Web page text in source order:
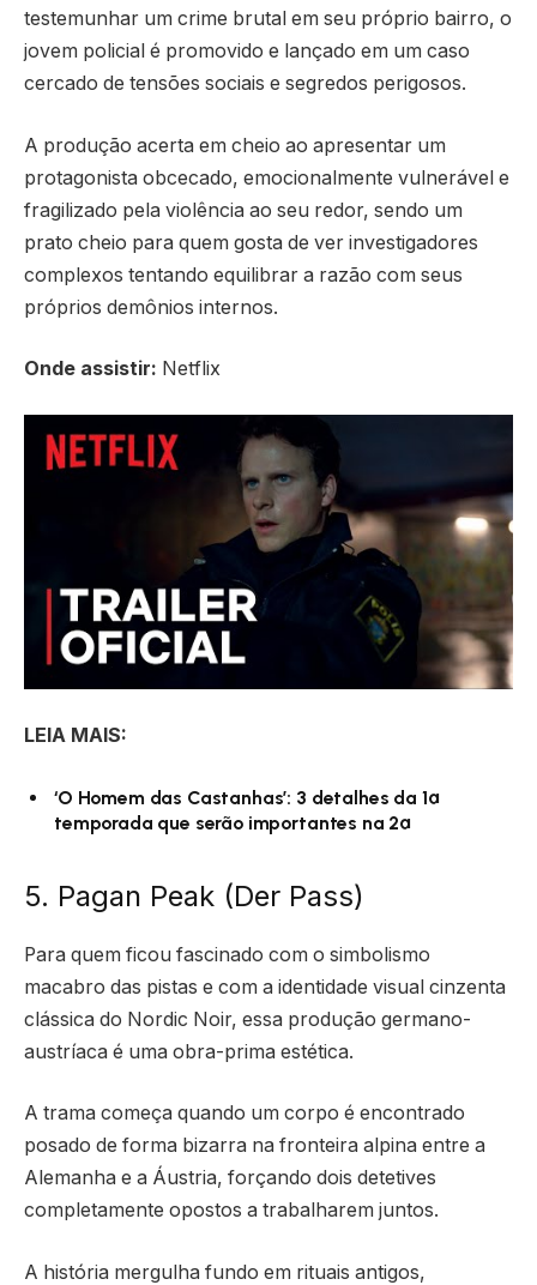
testemunhar um crime brutal em seu próprio bairro, o
jovem policial é promovido e lançado em um caso
cercado de tensões sociais e segredos perigosos.
A produção acerta em cheio ao apresentar um
protagonista obcecado, emocionalmente vulnerável e
fragilizado pela violência ao seu redor, sendo um
prato cheio para quem gosta de ver investigadores
complexos tentando equilibrar a razão com seus
próprios demônios internos.
Onde assistir: Netflix
LEIA MAIS:
‘O Homem das Castanhas’: 3 detalhes da 1ª
temporada que serão importantes na 2ª
5. Pagan Peak (Der Pass)
Para quem ficou fascinado com o simbolismo
macabro das pistas e com a identidade visual cinzenta
clássica do Nordic Noir, essa produção germano-
austríaca é uma obra-prima estética.
A trama começa quando um corpo é encontrado
posado de forma bizarra na fronteira alpina entre a
Alemanha e a Áustria, forçando dois detetives
completamente opostos a trabalharem juntos.
A história mergulha fundo em rituais antigos,